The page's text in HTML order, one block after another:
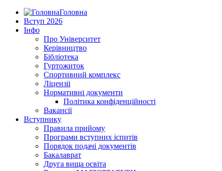
Головна
Вступ 2026
Інфо
Про Університет
Керівництво
Бібліотека
Гуртожиток
Спортивний комплекс
Ліцензіі
Нормативні документи
Політика конфіденційності
Вакансії
Вступнику
Правила прийому
Програми вступних іспитів
Порядок подачі документів
Бакалаврат
Друга вища освіта